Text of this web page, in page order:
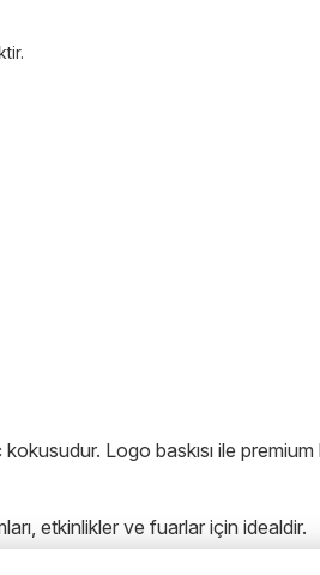
Logo baskısı ile premium
etkinlikler ve fuarlar için idealdir.